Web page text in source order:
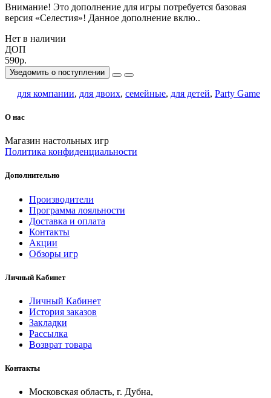
Внимание! Это дополнение для игры потребуется базовая
версия «Селестия»! Данное дополнение вклю..
Нет в наличии
ДОП
590р.
Уведомить о поступлении
для компании, для двоих, семейные, для детей, Party Game
О нас
Магазин настольных игр
Политика конфиденциальности
Дополнительно
Производители
Программа лояльности
Доставка и оплата
Контакты
Акции
Обзоры игр
Личный Кабинет
Личный Кабинет
История заказов
Закладки
Рассылка
Возврат товара
Контакты
Московская область, г. Дубна,